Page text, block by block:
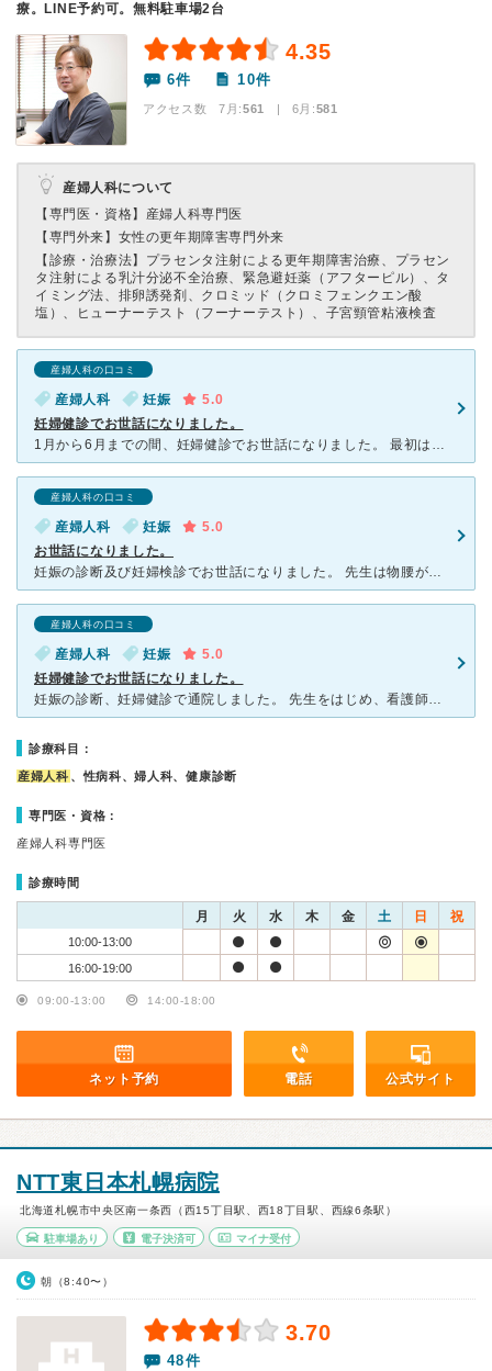
療。LINE予約可。無料駐車場2台
4.35
6件 10件
アクセス数 7月:561 | 6月:581
産婦人科について
【専門医・資格】 産婦人科専門医
【専門外来】 女性の更年期障害専門外来
【診療・治療法】 プラセンタ注射による更年期障害治療、プラセン
タ注射による乳汁分泌不全治療、緊急避妊薬（アフターピル）、タ
イミング法、排卵誘発剤、クロミッド（クロミフェンクエン酸
塩）、ヒューナーテスト（フーナーテスト）、子宮頸管粘液検査
産婦人科の口コミ
産婦人科 妊娠
5.0
妊婦健診でお世話になりました。
1月から6月までの間、妊婦健診でお世話になりました。 最初は家からの距離と予約の取りやすさのみで選んだのですが、先生、看護師さんどなたもとても優しくて親しみやすかったので、こちらの病院にして本当に良
産婦人科の口コミ
産婦人科 妊娠
5.0
お世話になりました。
妊娠の診断及び妊婦検診でお世話になりました。 先生は物腰がやわらかい方で、とても丁寧な診察をしてくださいました。 看護師さん助産師さんも皆さんお優しかったです。 待ち時間もかなり少なくて、つわり
産婦人科の口コミ
産婦人科 妊娠
5.0
妊婦健診でお世話になりました。
妊娠の診断、妊婦健診で通院しました。 先生をはじめ、看護師さん、受付の方々は皆さん親切で感じが良く、院内は清潔で過ごしやすかったです。 仕事をしていたため、土日も開業しているのは大変助かりました。
診療科目：
産婦人科 、性病科、婦人科、健康診断
専門医・資格：
産婦人科専門医
診療時間
月 火 水 木 金 土 日 祝
10:00-13:00
16:00-19:00
09:00-13:00 14:00-18:00
ネット予約 電話 公式サイト
NTT東日本札幌病院
北海道札幌市中央区南一条西（西15丁目駅、西18丁目駅、西線6条駅）
駐車場あり 電子決済可 マイナ受付
朝（8:40〜）
3.70
48件